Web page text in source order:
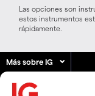
Las opciones son
estos instrumentos
rápidamente.
Más sobre IG